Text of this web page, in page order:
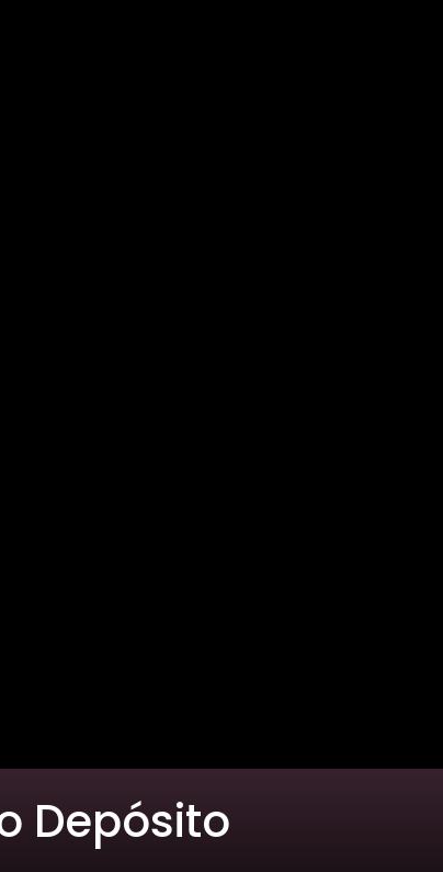
Depósito